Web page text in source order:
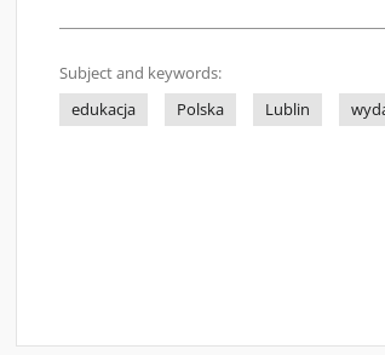
Subject and keywords:
edukacja
Polska Lublin